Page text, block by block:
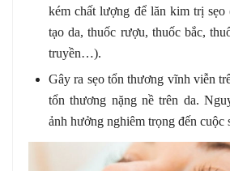
kém chất lượng để lăn kim trị sẹo
tạo da, thuốc rượu, thuốc bắc,
truyền…).
Gây ra sẹo tổn thương vĩnh viễn
tổn thương nặng nề trên da.
ảnh hưởng nghiêm trọng đến